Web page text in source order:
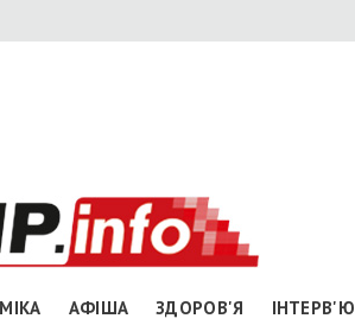
АФІША ЗДОРОВ'Я ІНТЕРВ'Ю